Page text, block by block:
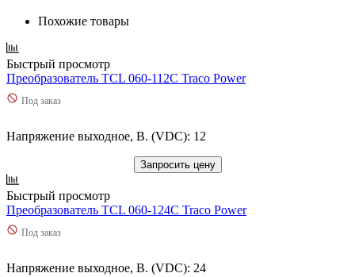
Похожие товары
Быстрый просмотр
Преобразователь TCL 060-112C Traco Power
Под заказ
Напряжение выходное, В. (VDC): 12
Запросить цену
Быстрый просмотр
Преобразователь TCL 060-124C Traco Power
Под заказ
Напряжение выходное, В. (VDC): 24